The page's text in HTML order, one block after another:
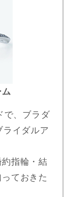
で、ブラダ
イダルア
指輪・結
ておきた